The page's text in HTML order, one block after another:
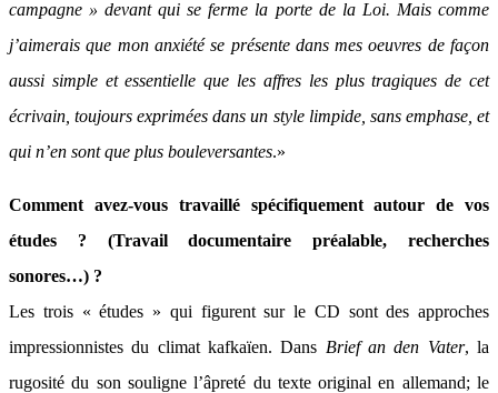
campagne » devant qui se ferme la porte de la Loi. Mais comme
j’aimerais que mon anxiété se présente dans mes oeuvres de façon
aussi simple et essentielle que les affres les plus tragiques de cet
écrivain, toujours exprimées dans un style limpide, sans emphase, et
qui n’en sont que plus bouleversantes.»
Comment avez-vous travaillé spécifiquement autour de vos
études ? (Travail documentaire préalable, recherches
sonores…) ?
Les trois « études » qui figurent sur le CD sont des approches
impressionnistes du climat kafkaïen. Dans Brief an den Vater, la
rugosité du son souligne l’âpreté du texte original en allemand; le